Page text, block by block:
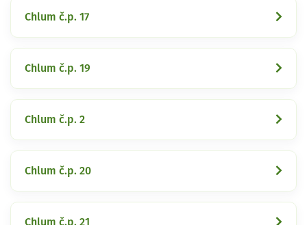
Chlum č.p. 17
Chlum č.p. 19
Chlum č.p. 2
Chlum č.p. 20
Chlum č.p. 21